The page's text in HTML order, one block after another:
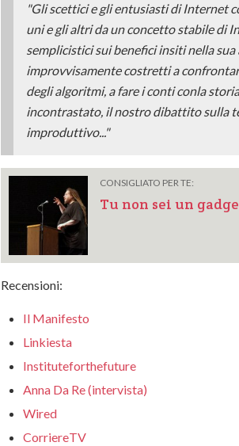
"Gli scettici e gli entusiasti di Internet
uni e gli altri da un concetto stabile di
semplicistici sui benefici insiti nella
improvvisamente costretti a
degli algoritmi, a fare i conti conla
incontrastato, il nostro dibattito sulla
improduttivo..."
CONSIGLIATO PER TE:
Tu non sei un
Recensioni:
Il Manifesto
Linkiesta
Instituteforthefuture
Anna Da Re (intervista)
Wired
CorriereTV